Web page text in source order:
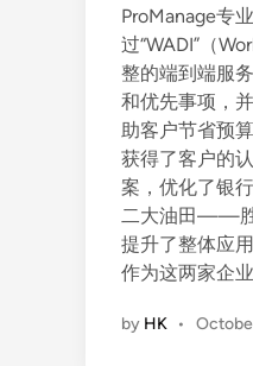
ProManage专
过“WADI”（
整的端到端服
和优先事项，
助客户节省预
获得了客户的
案，优化了银
二大油田——胜
提升了整体应
作为这两家企
by HK •